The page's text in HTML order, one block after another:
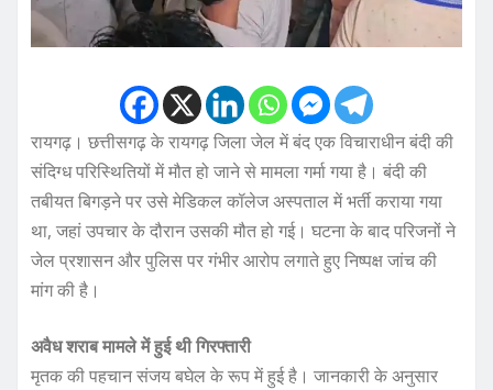
रायगढ़। छत्तीसगढ़ के रायगढ़ जिला जेल में बंद एक विचाराधीन बंदी की
संदिग्ध परिस्थितियों में मौत हो जाने से मामला गर्मा गया है। बंदी की
तबीयत बिगड़ने पर उसे मेडिकल कॉलेज अस्पताल में भर्ती कराया गया
था, जहां उपचार के दौरान उसकी मौत हो गई। घटना के बाद परिजनों ने
जेल प्रशासन और पुलिस पर गंभीर आरोप लगाते हुए निष्पक्ष जांच की
मांग की है।
अवैध शराब मामले में हुई थी गिरफ्तारी
मृतक की पहचान संजय बघेल के रूप में हुई है। जानकारी के अनुसार